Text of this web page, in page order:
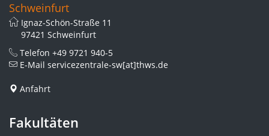
Schweinfurt
Ignaz-Schön-Straße 11
97421 Schweinfurt
Telefon +49 9721 940-5
E-Mail servicezentrale-sw[at]thws.de
Anfahrt
Fakultäten